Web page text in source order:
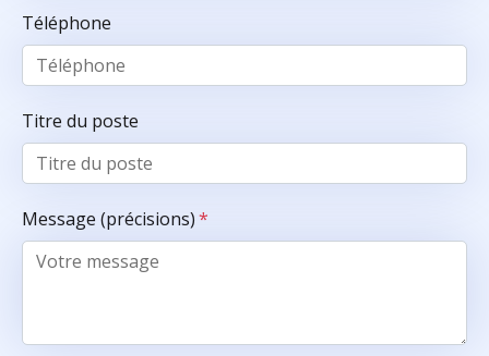
Téléphone
Titre du poste
Message (précisions)*